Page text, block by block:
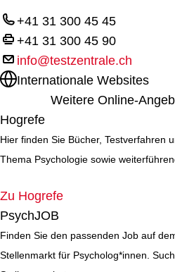
+41 31 300 45 45
+41 31 300 45 90
info@testzentrale.ch
Internationale Websites
Weitere Online-
Hogrefe
Hier finden Sie Bücher, Testverfahren
Thema Psychologie sowie
Zu Hogrefe
PsychJOB
Finden Sie den passenden Job auf
Stellenmarkt für Psycholog*innen.